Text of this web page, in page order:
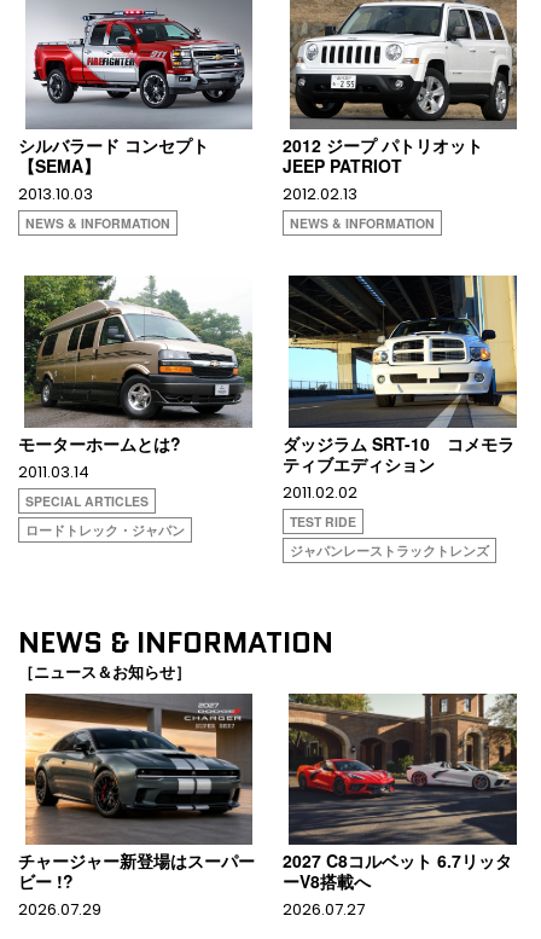
シルバラード コンセプト
【SEMA】
2013.10.03
NEWS & INFORMATION
2012 ジープ パトリオット
JEEP PATRIOT
2012.02.13
NEWS & INFORMATION
モーターホームとは?
2011.03.14
SPECIAL ARTICLES
ロードトレック・ジャパン
ダッジラム SRT-10 コメモラ
ティブエディション
2011.02.02
TEST RIDE
ジャパンレーストラックトレンズ
NEWS & INFORMATION
［ニュース＆お知らせ］
チャージャー新登場はスーパー
ビー !?
2026.07.29
2027 C8コルベット 6.7リッタ
ーV8搭載へ
2026.07.27